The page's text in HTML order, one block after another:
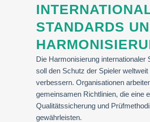
STANDARDS
Die Harmonisierung internationaler
soll den Schutz der Spieler weltweit
verbessern. Organisationen
gemeinsamen Richtlinien, die eine
Qualitätssicherung und
gewährleisten.